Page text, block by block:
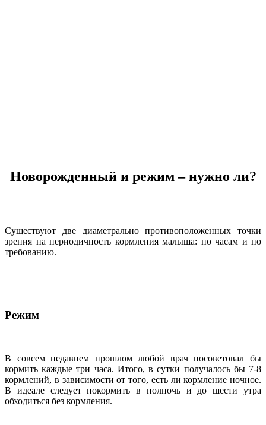
Новорожденный и режим – нужно ли?
Существуют две диаметрально противоположенных точки
зрения на периодичность кормления малыша: по часам и по
требованию.
Режим
В совсем недавнем прошлом любой врач посоветовал бы
кормить каждые три часа. Итого, в сутки получалось бы 7-8
кормлений, в зависимости от того, есть ли кормление ночное.
В идеале следует покормить в полночь и до шести утра
обходиться без кормления.